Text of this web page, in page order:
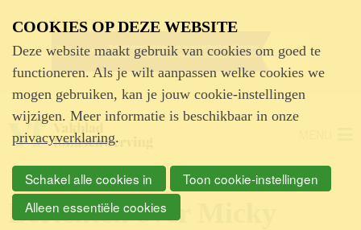
Advertentie
Berichten over Micky
COOKIES OP DEZE WEBSITE
Deze website maakt gebruik van cookies om goed te
functioneren. Als je wilt aanpassen welke cookies we
mogen gebruiken, kan je jouw cookie-instellingen
wijzigen. Meer informatie is beschikbaar in onze
privacyverklaring.
Schakel alle cookies in
Toon cookie-instellingen
Alleen essentiële cookies